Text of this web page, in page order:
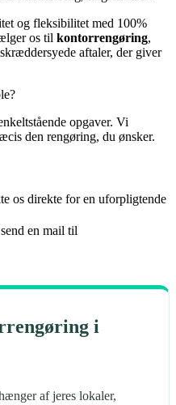
og fleksibilitet med 100%
os til kontorrengøring,
aftaler, der giver
opgaver. Vi
den rengøring, du ønsker.
os direkte for en uforpligtende
en mail til
i
af jeres lokaler,